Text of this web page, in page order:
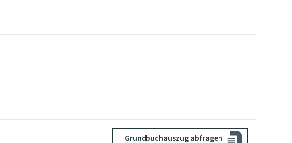
Grundbuchauszug abfragen